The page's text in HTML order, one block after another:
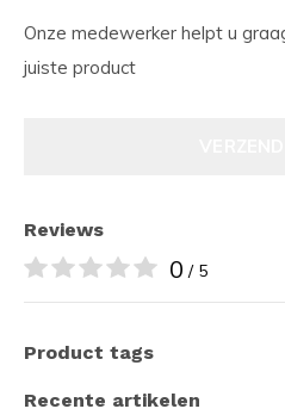
Onze medewerker helpt u
juiste product
Reviews
0 / 5
Product tags
Recente artikelen